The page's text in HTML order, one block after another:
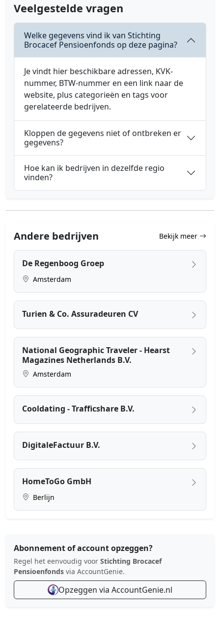
Veelgestelde vragen
Welke gegevens vind ik van Stichting
Brocacef Pensioenfonds op deze pagina?
Je vindt hier beschikbare adressen, KVK-
nummer, BTW-nummer en een link naar de
website, plus categorieën en tags voor
gerelateerde bedrijven.
Kloppen de gegevens niet of ontbreken er
gegevens?
Hoe kan ik bedrijven in dezelfde regio
vinden?
Andere bedrijven Bekijk meer
De Regenboog Groep
Amsterdam
Turien & Co. Assuradeuren CV
National Geographic Traveler - Hearst
Magazines Netherlands B.V.
Amsterdam
Cooldating - Trafficshare B.V.
DigitaleFactuur B.V.
HomeToGo GmbH
Berlijn
Abonnement of account opzeggen?
Regel het eenvoudig voor Stichting Brocacef
Pensioenfonds via AccountGenie.
Opzeggen via AccountGenie.nl